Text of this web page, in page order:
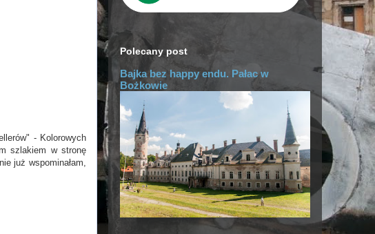
- Kolorowych
szlakiem w stronę
już wspominałam,
Polecany post
Bajka bez happy endu. Pałac w
Bożkowie